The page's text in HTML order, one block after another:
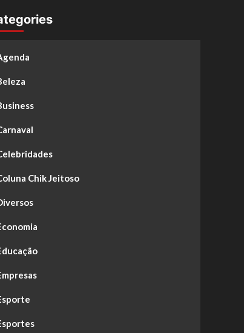
Chik Jeitoso